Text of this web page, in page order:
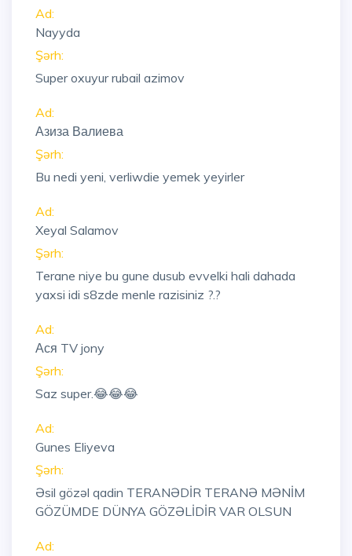
Ad:
Nayyda
Şərh:
Super oxuyur rubail azimov
Ad:
Азиза Валиева
Şərh:
Bu nedi yeni, verliwdie yemek yeyirler
Ad:
Xeyal Salamov
Şərh:
Terane niye bu gune dusub evvelki hali dahada
yaxsi idi s8zde menle razisiniz ?.?
Ad:
Ася TV jony
Şərh:
Saz super.😂😂😂
Ad:
Gunes Eliyeva
Şərh:
Əsil gözəl qadin TERANƏDİR TERANƏ MƏNİM
GÖZÜMDE DÜNYA GÖZƏLİDİR VAR OLSUN
Ad: